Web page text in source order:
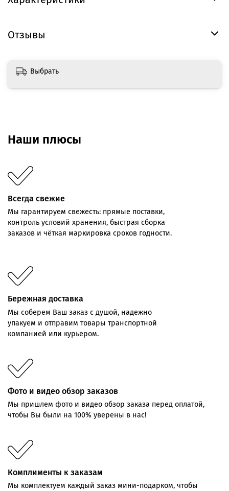
Отзывы
Выбрать
Наши плюсы
Всегда свежие
Мы гарантируем свежесть: прямые поставки,
контроль условий хранения, быстрая сборка
заказов и чёткая маркировка сроков годности.
Бережная доставка
Мы соберем Ваш заказ с душой, надежно
упакуем и отправим товары транспортной
компанией или курьером.
Фото и видео обзор заказов
Мы пришлем фото и видео обзор заказа перед оплатой,
чтобы Вы были на 100% уверены в нас!
Комплименты к заказам
Мы комплектуем каждый заказ мини-подарком, чтобы